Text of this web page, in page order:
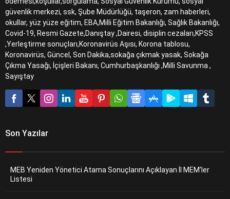
güvenlik merkezi, ssk, Şube Müdürlüğü, taşeron, zam haberleri,
okullar, yüz yüze eğitim, EBA,Milli Eğitim Bakanlığı, Sağlık Bakanlığı,
Covid-19, Resmi Gazete,Danıştay ,Dairesi, disiplin cezaları,KPSS
,Yerleştirme sonuçları,Koronavirüs Aşısı, Korona tablosu,
Koronavirüs, Güncel, Son Dakika,sokağa çıkmak yasak, Sokağa
Çıkma Yasağı, İçişleri Bakanı, Cumhurbaşkanlığı ,Milli Savunma ,
Sayıştay
Son Yazılar
MEB Yeniden Yönetici Atama Sonuçlarını Açıklayan İl MEM’ler
Listesi